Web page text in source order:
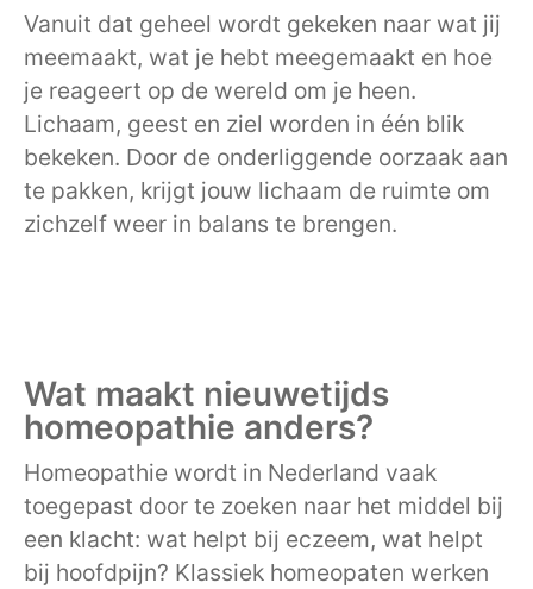
Vanuit dat geheel wordt gekeken naar wat jij
meemaakt, wat je hebt meegemaakt en hoe
je reageert op de wereld om je heen.
Lichaam, geest en ziel worden in één blik
bekeken. Door de onderliggende oorzaak aan
te pakken, krijgt jouw lichaam de ruimte om
zichzelf weer in balans te brengen.
Wat maakt nieuwetijds
homeopathie anders?
Homeopathie wordt in Nederland vaak
toegepast door te zoeken naar het middel bij
een klacht: wat helpt bij eczeem, wat helpt
bij hoofdpijn? Klassiek homeopaten werken